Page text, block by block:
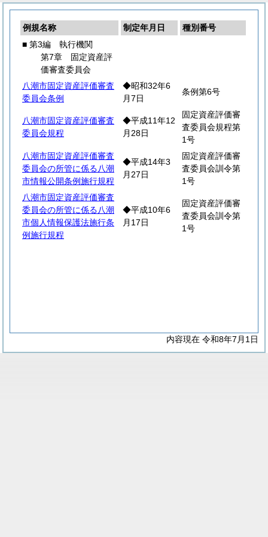
例規名称 制定年月日
種別番号
■ 第3編 執行機関
第7章 固定資産評
価審査委員会
八潮市固定資産評価審査
委員会条例
◆昭和32年6
月7日
条例第6号
八潮市固定資産評価審査
委員会規程
◆平成11年12
月28日
固定資産評価審
査委員会規程第
1号
八潮市固定資産評価審査
委員会の所管に係る八潮
市情報公開条例施行規程
◆平成14年3
月27日
固定資産評価審
査委員会訓令第
1号
八潮市固定資産評価審査
委員会の所管に係る八潮
市個人情報保護法施行条
例施行規程
◆平成10年6
月17日
固定資産評価審
査委員会訓令第
1号
内容現在 令和8年7月1日